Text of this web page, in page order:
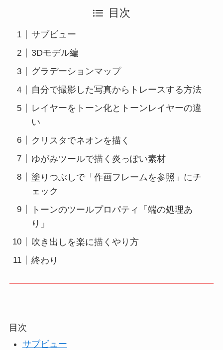
目次
サブビュー
3Dモデル編
グラデーションマップ
自分で撮影した写真からトレースする方法
レイヤーをトーン化とトーンレイヤーの違
い
クリスタでネオンを描く
ゆがみツールで描く炎っぽい素材
塗りつぶしで「作画フレームを参照」にチ
ェック
トーンのツールプロパティ「端の処理あ
り」
吹き出しを楽に描くやり方
終わり
目次
サブビュー